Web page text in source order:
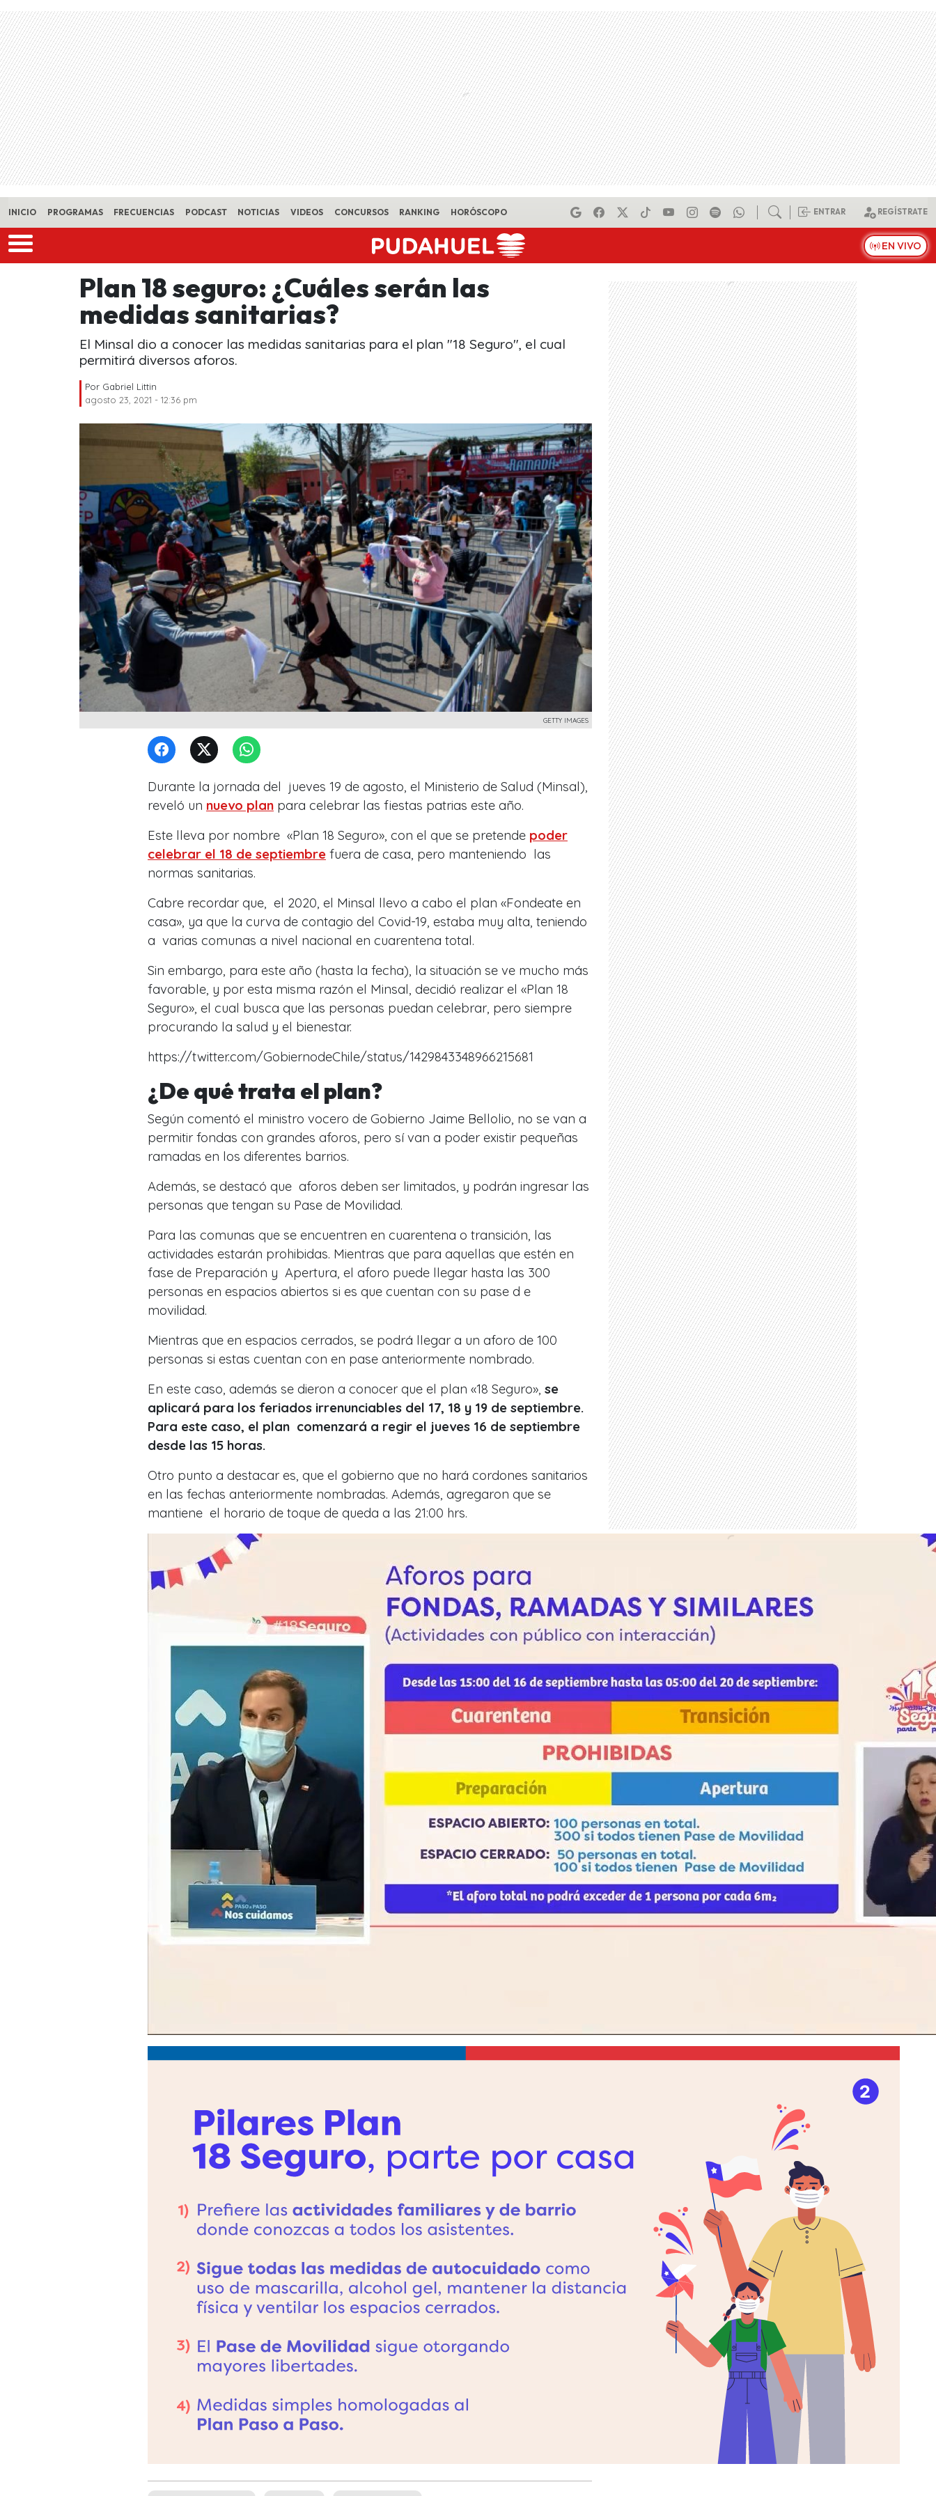
Skip to main content
INICIO PROGRAMAS FRECUENCIAS PODCAST NOTICIAS VIDEOS CONCURSOS RANKING HORÓSCOPO ENTRAR REGÍSTRATE
EN VIVO
Plan 18 seguro: ¿Cuáles serán las
medidas sanitarias?
El Minsal dio a conocer las medidas sanitarias para el plan "18 Seguro", el cual
permitirá diversos aforos.
Por Gabriel Littin
agosto 23, 2021 - 12:36 pm
GETTY IMAGES
Durante la jornada del jueves 19 de agosto, el Ministerio de Salud (Minsal),
reveló un nuevo plan para celebrar las fiestas patrias este año.
Este lleva por nombre «Plan 18 Seguro», con el que se pretende poder
celebrar el 18 de septiembre fuera de casa, pero manteniendo las
normas sanitarias.
Cabre recordar que, el 2020, el Minsal llevo a cabo el plan «Fondeate en
casa», ya que la curva de contagio del Covid-19, estaba muy alta, teniendo
a varias comunas a nivel nacional en cuarentena total.
Sin embargo, para este año (hasta la fecha), la situación se ve mucho más
favorable, y por esta misma razón el Minsal, decidió realizar el «Plan 18
Seguro», el cual busca que las personas puedan celebrar, pero siempre
procurando la salud y el bienestar.
https://twitter.com/GobiernodeChile/status/1429843348966215681
¿De qué trata el plan?
Según comentó el ministro vocero de Gobierno Jaime Bellolio, no se van a
permitir fondas con grandes aforos, pero sí van a poder existir pequeñas
ramadas en los diferentes barrios.
Además, se destacó que aforos deben ser limitados, y podrán ingresar las
personas que tengan su Pase de Movilidad.
Para las comunas que se encuentren en cuarentena o transición, las
actividades estarán prohibidas. Mientras que para aquellas que estén en
fase de Preparación y Apertura, el aforo puede llegar hasta las 300
personas en espacios abiertos si es que cuentan con su pase d e
movilidad.
Mientras que en espacios cerrados, se podrá llegar a un aforo de 100
personas si estas cuentan con en pase anteriormente nombrado.
En este caso, además se dieron a conocer que el plan «18 Seguro», se
aplicará para los feriados irrenunciables del 17, 18 y 19 de septiembre.
Para este caso, el plan comenzará a regir el jueves 16 de septiembre
desde las 15 horas.
Otro punto a destacar es, que el gobierno que no hará cordones sanitarios
en las fechas anteriormente nombradas. Además, agregaron que se
mantiene el horario de toque de queda a las 21:00 hrs.